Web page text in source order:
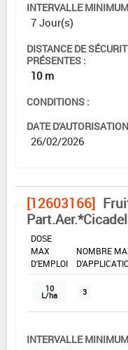
INTERVALLE
7 Jour(s)
DISTANCE DE
PRÉSENTES :
10 m
CONDITIONS :
DATE
26/02/2026
[12603166]
DOSE
MAX
D'EMPLOI
NOMBRE
10
L/ha 3
INTERVALLE